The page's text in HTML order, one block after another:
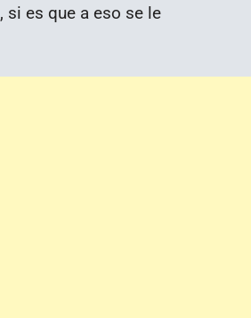
, si es que a eso se le